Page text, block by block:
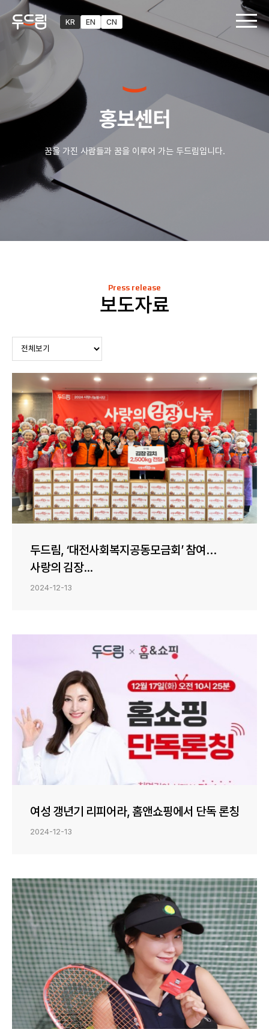
KR EN CN
홍보센터
꿈을 가진 사람들과 꿈을 이루어 가는 두드림입니다.
Press release
보도자료
두드림, ‘대전사회복지공동모금회’ 참여…
사랑의 김장...
2024-12-13
여성 갱년기 리피어라, 홈앤쇼핑에서 단독 론칭
2024-12-13